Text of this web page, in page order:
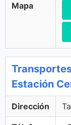
Mapa
Estación
Dirección